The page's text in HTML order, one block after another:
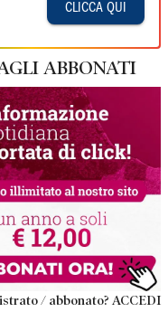
CLICCA QUI
ABBONATI
/ abbonato? ACCEDI